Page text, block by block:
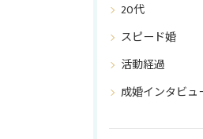
20代
スピード婚
活動経過
成婚インタビュ